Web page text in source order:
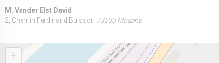
M. Vander Elst David
2, Chemin Ferdinand Buisson 73500 Modane
+